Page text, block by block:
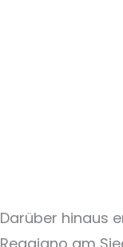
Darüber hinaus